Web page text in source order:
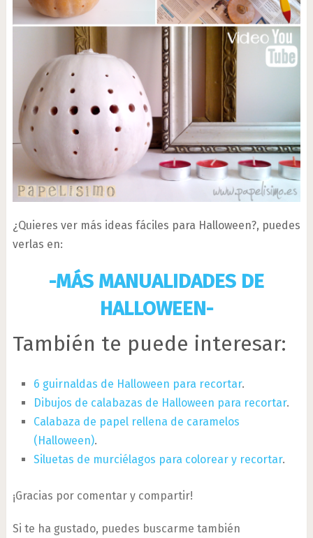
¿Quieres ver más ideas fáciles para Halloween?, puedes
verlas en:
-MÁS MANUALIDADES DE
HALLOWEEN-
También te puede interesar:
6 guirnaldas de Halloween para recortar.
Dibujos de calabazas de Halloween para recortar.
Calabaza de papel rellena de caramelos
(Halloween).
Siluetas de murciélagos para colorear y recortar.
¡Gracias por comentar y compartir!
Si te ha gustado, puedes buscarme también